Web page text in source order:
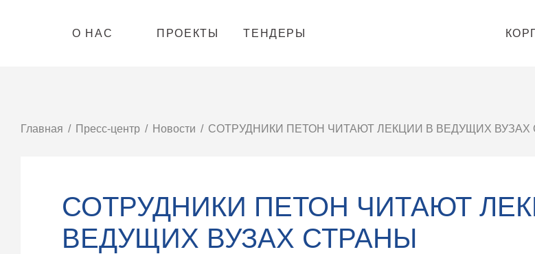
О НАС ПРОЕКТЫ ТЕНДЕРЫ
Главная Пресс-центр Новости СОТРУДНИКИ ПЕТОН ЧИТАЮТ ЛЕКЦИИ В ВЕДУЩИХ ВУЗАХ
СОТРУДНИКИ ПЕТОН ЧИТАЮТ
ВЕДУЩИХ ВУЗАХ СТРАНЫ